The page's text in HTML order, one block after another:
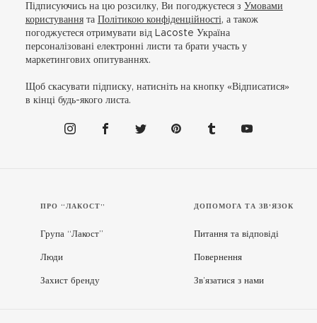
Підписуючись на цю розсилку, Ви погоджуєтеся з Умовами
користуваннята Політикою конфіденційності, а також
погоджуєтеся отримувати від Lacoste Україна
персоналізовані електронні листи та брати участь у
маркетингових опитуваннях.
Щоб скасувати підписку, натисніть на кнопку «Відписатися»
в кінці будь-якого листа.
ПРО “ЛАКОСТ”
Група “Лакост”
Люди
Захист бренду
ДОПОМОГА ТА ЗВ'ЯЗОК
Питання та відповіді
Повернення
Зв’язатися з нами